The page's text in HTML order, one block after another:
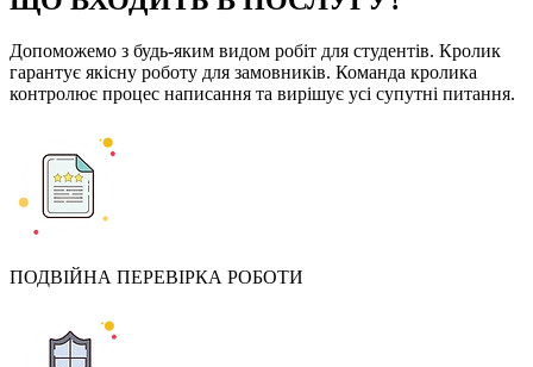
Допоможемо з будь-яким видом робіт для студентів. Кролик
гарантує якісну роботу для замовників. Команда кролика
контролює процес написання та вирішує усі супутні питання.
ПОДВІЙНА ПЕРЕВІРКА РОБОТИ